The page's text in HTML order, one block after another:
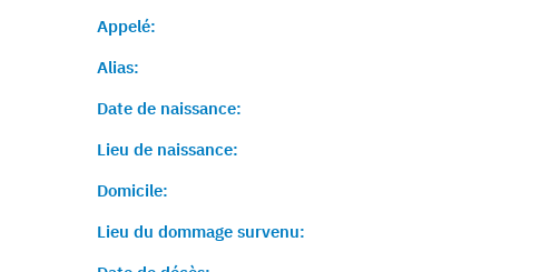
Appelé:
Alias:
Date de naissance:
Lieu de naissance:
Domicile:
Lieu du dommage survenu: